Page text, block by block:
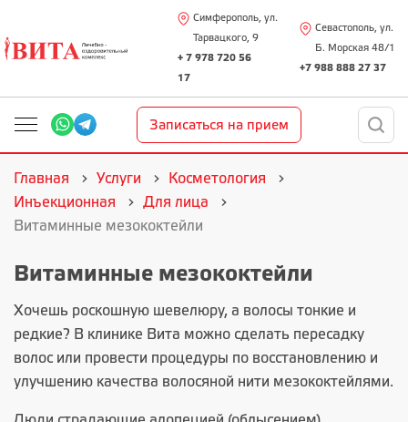
Симферополь, ул.
Тарвацкого, 9
+ 7 978 720 56
17
Севастополь, ул.
Б. Морская 48/1
+7 988 888 27 37
Записаться на прием
Главная Услуги
Косметология
Инъекционная
Для лица
Витаминные мезококтейли
Витаминные мезококтейли
Хочешь роскошную шевелюру, а волосы тонкие и
редкие? В клинике Вита можно сделать пересадку
волос или провести процедуры по восстановлению и
улучшению качества волосяной нити мезококтейлями.